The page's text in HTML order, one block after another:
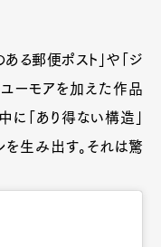
る郵便ポスト」や「ジ
ユーモアを加えた作品
「あり得ない構造」
を生み出す。それは驚